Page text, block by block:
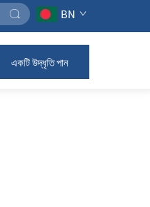
BN
একটি উদ্ধৃতি পান